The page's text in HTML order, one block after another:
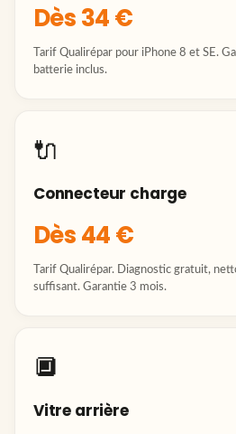
Dès 34 €
Tarif Qualirépar pour iPhone 8 et SE.
batterie inclus.
🔌
Connecteur charge
Dès 44 €
Tarif Qualirépar. Diagnostic gratuit,
suffisant. Garantie 3 mois.
🔲
Vitre arrière